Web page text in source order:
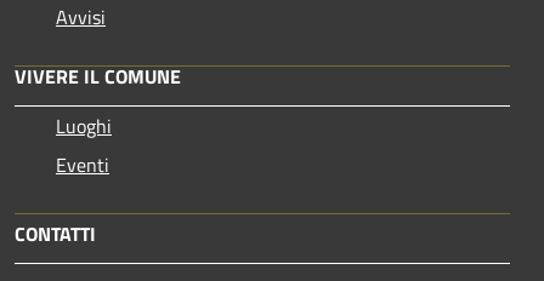
Avvisi
VIVERE IL COMUNE
Luoghi
Eventi
CONTATTI